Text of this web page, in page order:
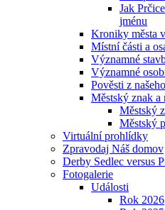
Jak
jménu
Kroniky města
Místní části a
Významné
Významné
Pověsti z
Městský znak a
Městský
Městský
Virtuální prohlídky
Zpravodaj Náš domov
Derby Sedlec versus
Fotogalerie
Události
Rok 2026